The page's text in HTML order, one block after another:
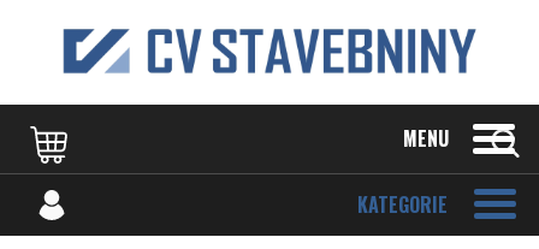
MENU
KATEGORIE